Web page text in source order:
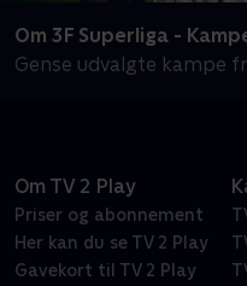
Om 3F Superliga -
Gense udvalgte kampe
Om TV 2 Play
Priser og abonnement
Her kan du se TV 2 Play
Gavekort til TV 2 Play